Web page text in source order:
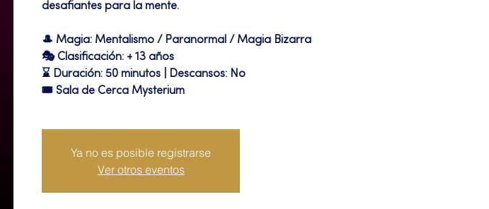
desafiantes para la mente.
🎩 Magia: Mentalismo / Paranormal / Magia Bizarra
🎭 Clasificación: + 13 años
⌛ Duración: 50 minutos | Descansos: No
🎟 Sala de Cerca Mysterium
Ya no es posible registrarse
Ver otros eventos